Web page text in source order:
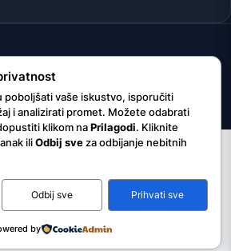
ljekarna/apoteka Vitez”
poboljšati vaše iskustvo, isporučiti
i analizirati promet. Možete odabrati
klikom naPrilagodi. Kliknite
iliOdbij sveza odbijanje nebitnih
Odbij sve Prihvati sve
by